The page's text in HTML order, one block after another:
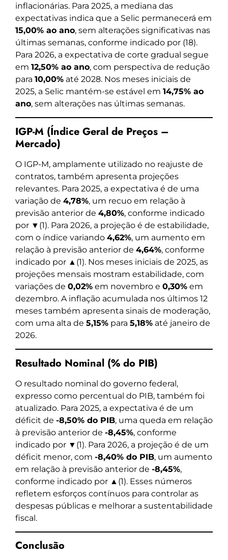
inflacionárias. Para 2025, a mediana das
expectativas indica que a Selic permanecerá em
15,00% ao ano, sem alterações significativas nas
últimas semanas, conforme indicado por (18).
Para 2026, a expectativa de corte gradual segue
em 12,50% ao ano, com perspectiva de redução
para 10,00% até 2028. Nos meses iniciais de
2025, a Selic mantém-se estável em 14,75% ao
ano, sem alterações nas últimas semanas.
IGP-M (Índice Geral de Preços –
Mercado)
O IGP-M, amplamente utilizado no reajuste de
contratos, também apresenta projeções
relevantes. Para 2025, a expectativa é de uma
variação de 4,78%, um recuo em relação à
previsão anterior de 4,80%, conforme indicado
por ▼(1). Para 2026, a projeção é de estabilidade,
com o índice variando 4,62%, um aumento em
relação à previsão anterior de 4,64%, conforme
indicado por ▲(1). Nos meses iniciais de 2025, as
projeções mensais mostram estabilidade, com
variações de 0,02% em novembro e 0,30% em
dezembro. A inflação acumulada nos últimos 12
meses também apresenta sinais de moderação,
com uma alta de 5,15% para 5,18% até janeiro de
2026.
Resultado Nominal (% do PIB)
O resultado nominal do governo federal,
expresso como percentual do PIB, também foi
atualizado. Para 2025, a expectativa é de um
déficit de -8,50% do PIB, uma queda em relação
à previsão anterior de -8,45%, conforme
indicado por ▼(1). Para 2026, a projeção é de um
déficit menor, com -8,40% do PIB, um aumento
em relação à previsão anterior de -8,45%,
conforme indicado por ▲(1). Esses números
refletem esforços contínuos para controlar as
despesas públicas e melhorar a sustentabilidade
fiscal.
Conclusão